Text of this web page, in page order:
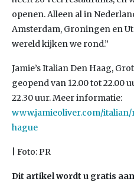
openen. Alleen al in
Amsterdam, Groningen en
wereld kijken we rond.”
Jamie’s Italian Den Haag,
geopend van 12.00 tot 22.00
22.30 uur. Meer informatie:
www.jamieoliver.com/
hague
| Foto: PR
Dit artikel wordt u gratis